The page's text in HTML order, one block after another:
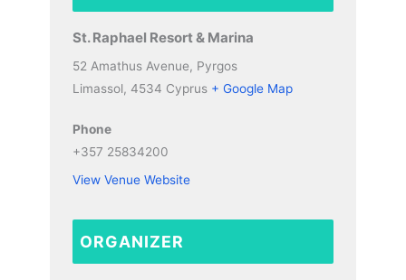
St. Raphael Resort & Marina
52 Amathus Avenue, Pyrgos
Limassol, 4534 Cyprus + Google Map
Phone
+357 25834200
View Venue Website
ORGANIZER